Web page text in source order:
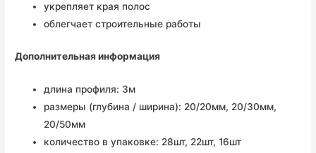
укрепляет края полос
облегчает строительные работы
Дополнительная информация
длина профиля: 3м
размеры (глубина / ширина): 20/20мм, 20/30мм,
20/50мм
количество в упаковке: 28шт, 22шт, 16шт